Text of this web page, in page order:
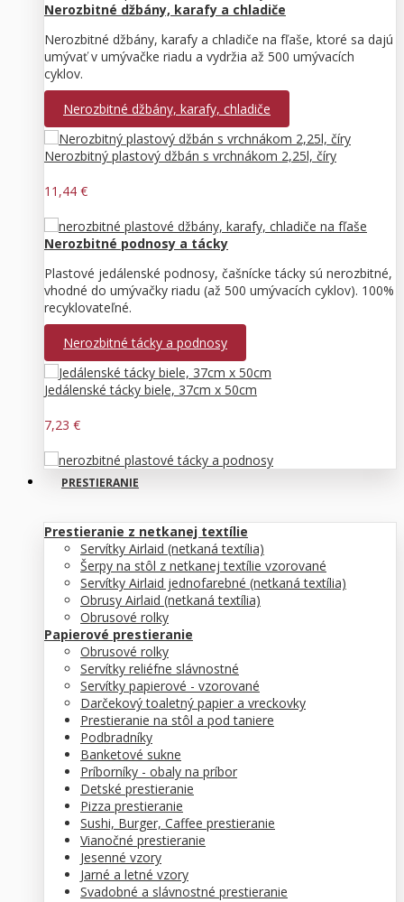
Nerozbitné džbány, karafy a chladiče
Nerozbitné džbány, karafy a chladiče na fľaše, ktoré sa dajú
umývať v umývačke riadu a vydržia až 500 umývacích
cyklov.
Nerozbitné džbány, karafy, chladiče
Nerozbitný plastový džbán s vrchnákom 2,25l, číry
11,44 €
Nerozbitné podnosy a tácky
Plastové jedálenské podnosy, čašnícke tácky sú nerozbitné,
vhodné do umývačky riadu (až 500 umývacích cyklov). 100%
recyklovateľné.
Nerozbitné tácky a podnosy
Jedálenské tácky biele, 37cm x 50cm
7,23 €
PRESTIERANIE
Prestieranie z netkanej textílie
Servítky Airlaid (netkaná textília)
Šerpy na stôl z netkanej textílie vzorované
Servítky Airlaid jednofarebné (netkaná textília)
Obrusy Airlaid (netkaná textília)
Obrusové rolky
Papierové prestieranie
Obrusové rolky
Servítky reliéfne slávnostné
Servítky papierové - vzorované
Darčekový toaletný papier a vreckovky
Prestieranie na stôl a pod taniere
Podbradníky
Banketové sukne
Príborníky - obaly na príbor
Detské prestieranie
Pizza prestieranie
Sushi, Burger, Caffee prestieranie
Vianočné prestieranie
Jesenné vzory
Jarné a letné vzory
Svadobné a slávnostné prestieranie